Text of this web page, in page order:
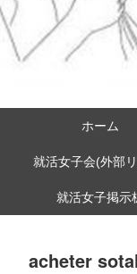
ホーム
就活女子会(外部
就活女子掲示
acheter